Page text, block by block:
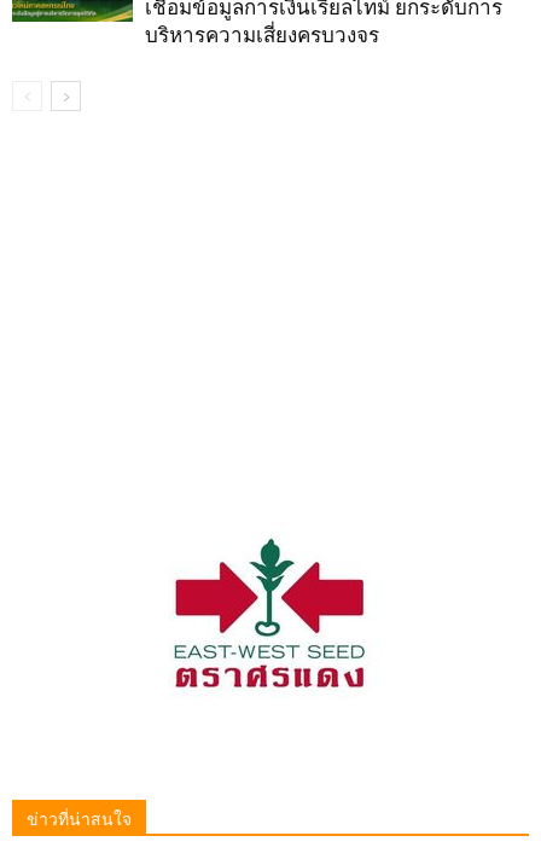
เชื่อมข้อมูลการเงินเรียลไทม์ ยกระดับการ
บริหารความเสี่ยงครบวงจร
ข่าวที่น่าสนใจ